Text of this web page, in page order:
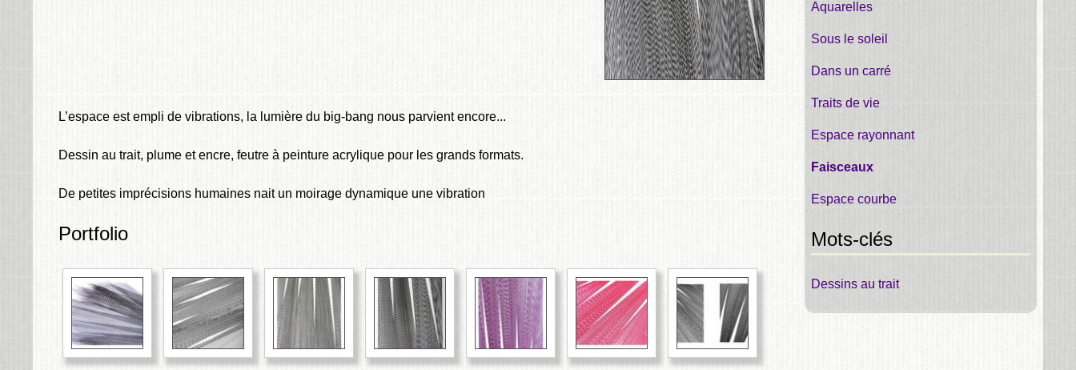
L’espace est empli de vibrations, la lumière du big-bang nous parvient encore...
Dessin au trait, plume et encre, feutre à peinture acrylique pour les grands formats.
De petites imprécisions humaines nait un moirage dynamique une vibration
Portfolio
Aquarelles
Sous le soleil
Dans un carré
Traits de vie
Espace rayonnant
Faisceaux
Espace courbe
Mots-clés
Dessins au trait